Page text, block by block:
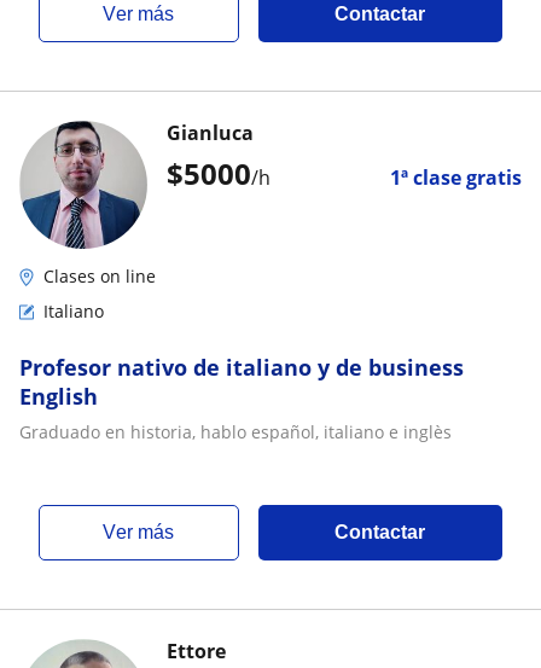
ver más Contactar
$5000/h 1ª clase gratis
Gianluca
Clases on line
Italiano
Profesor nativo de italiano y de business
English
Graduado en historia, hablo español, italiano e inglès
ver más Contactar
Ettore